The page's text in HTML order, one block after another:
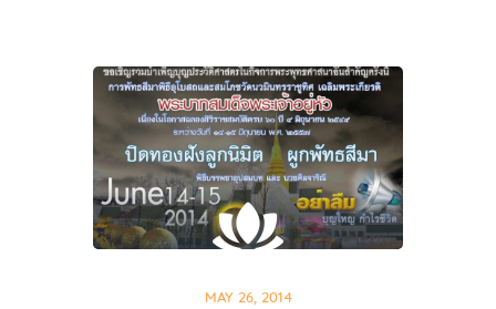
Home
About Us
Sunday School
MAY 26, 2014